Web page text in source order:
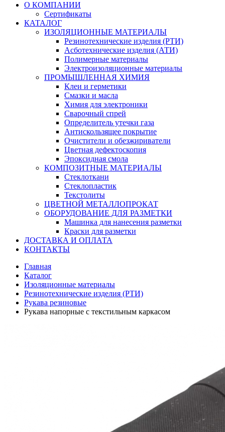
О КОМПАНИИ
Сертификаты
КАТАЛОГ
ИЗОЛЯЦИОННЫЕ МАТЕРИАЛЫ
Резинотехнические изделия (РТИ)
Асботехнические изделия (АТИ)
Полимерные материалы
Электроизоляционные материалы
ПРОМЫШЛЕННАЯ ХИМИЯ
Клеи и герметики
Смазки и масла
Химия для электроники
Сварочный спрей
Определитель утечки газа
Антискользящее покрытие
Очистители и обезжириватели
Цветная дефектоскопия
Эпоксидная смола
КОМПОЗИТНЫЕ МАТЕРИАЛЫ
Стеклоткани
Стеклопластик
Текстолиты
ЦВЕТНОЙ МЕТАЛЛОПРОКАТ
ОБОРУДОВАНИЕ ДЛЯ РАЗМЕТКИ
Машинка для нанесения разметки
Краски для разметки
ДОСТАВКА И ОПЛАТА
КОНТАКТЫ
Главная
Каталог
Изоляционные материалы
Резинотехнические изделия (РТИ)
Рукава резиновые
Рукава напорные с текстильным каркасом